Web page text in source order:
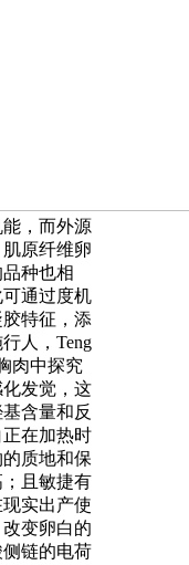
，而外源
原纤维卵
种也相
通过度机
特征，添
人，Teng
肉中探究
发觉，这
含量和反
在加热时
质地和保
且敏捷有
实出产使
变卵白的
链的电荷